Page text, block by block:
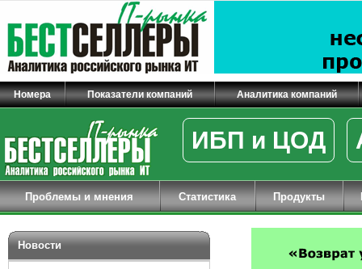
Номера Показатели компаний Аналитика компаний
ИБП и ЦОД
Проблемы и мнения Статистика Продукты
Новости